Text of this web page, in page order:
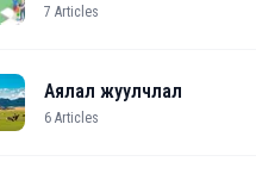
7 Articles
Аялал жуулчлал
6 Articles